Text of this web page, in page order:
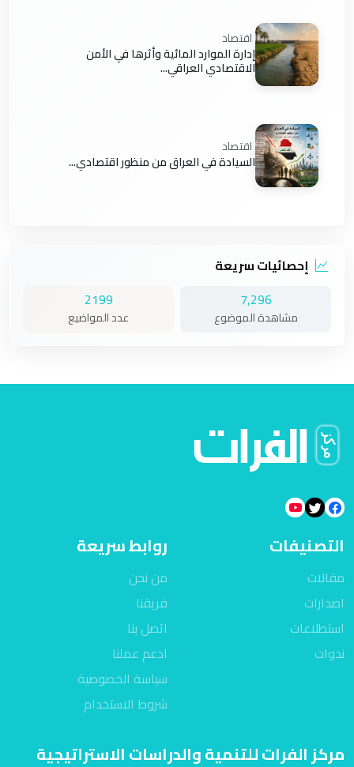
اقتصاد
إدارة الموارد المائية وأثرها في الأمن
الاقتصادي العراقي...
اقتصاد
السيادة في العراق من منظور اقتصادي...
إحصائيات سريعة
7,296
مشاهدة الموضوع
2199
عدد المواضيع
التصنيفات
مقالات
اصدارات
استطلاعات
ندوات
روابط سريعة
من نحن
فريقنا
اتصل بنا
ادعم عملنا
سياسة الخصوصية
شروط الاستخدام
مركز الفرات للتنمية والدراسات الاستراتيجية